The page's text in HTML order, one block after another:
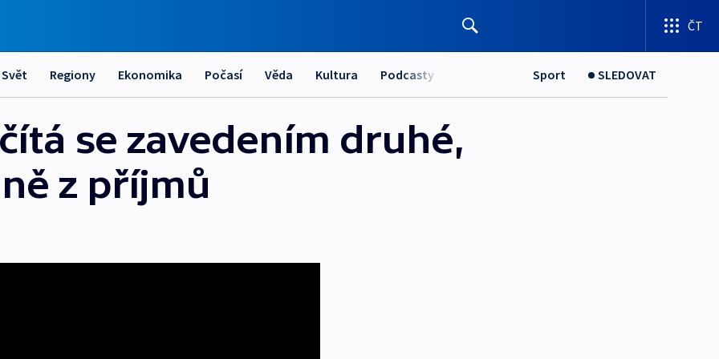
ČT
Svět Regiony Ekonomika Počasí Věda Kultura Podcasty Sport SLEDOVAT
se zavedením druhé,
z příjmů